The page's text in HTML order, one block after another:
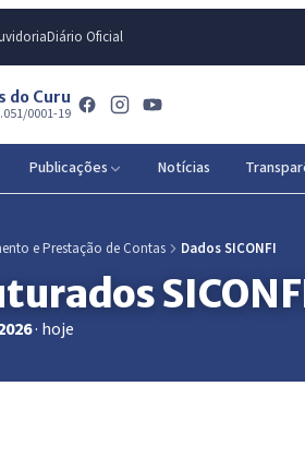
Diário Oficial
do Curu
0001-19
Publicações Notícias
e Prestação de Contas Dados SICONFI
· hoje